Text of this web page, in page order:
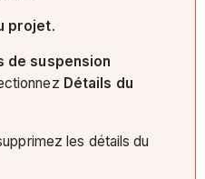
projet.
de suspension
Détails du
les détails du